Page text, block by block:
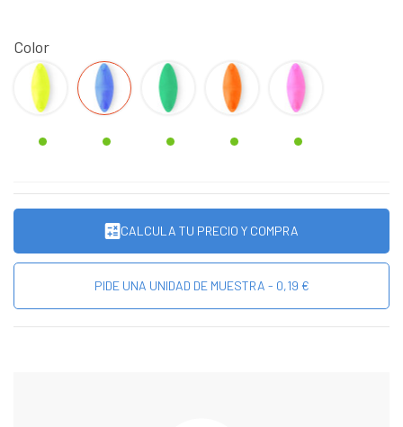
Color
Amarillo
AZUL VERDE NARANJA FUCSIA
CALCULA TU PRECIO Y COMPRA
PIDE UNA UNIDAD DE MUESTRA - 0,19 €